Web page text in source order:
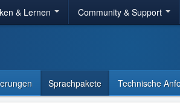
& Lernen Community & Support
Sprachpakete Technische